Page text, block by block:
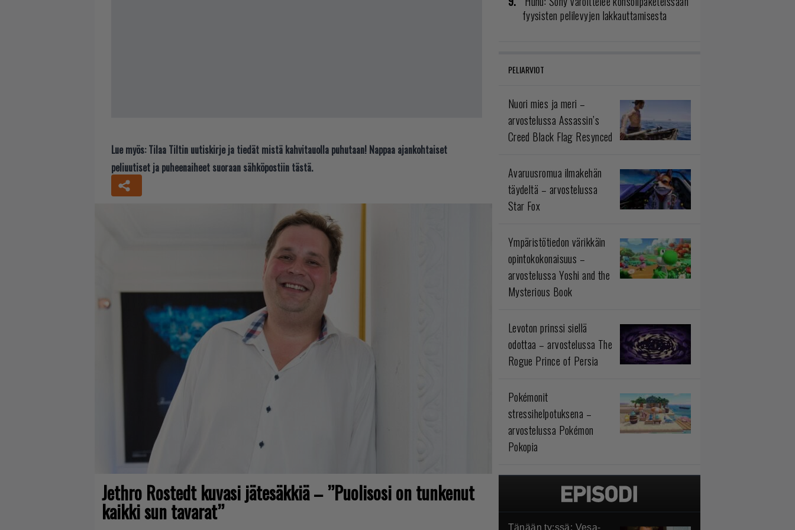
Lue myös: Tilaa Tiltin uutiskirje ja tiedät mistä kahvitauolla puhutaan! Nappaa ajankohtaiset
peliuutiset ja puheenaiheet suoraan sähköpostiin tästä.
Jethro Rostedt kuvasi jätesäkkiä – ”Puolisosi on tunkenut
kaikki sun tavarat”
fyysisten pelilevyjen lakkauttamisesta
PELIARVIOT
Nuori mies ja meri –
arvostelussa Assassin’s
Creed Black Flag Resynced
Avaruusromua ilmakehän
täydeltä – arvostelussa
Star Fox
Ympäristötiedon värikkäin
opintokokonaisuus –
arvostelussa Yoshi and the
Mysterious Book
Levoton prinssi siellä
odottaa – arvostelussa The
Rogue Prince of Persia
Pokémonit
stressihelpotuksena –
arvostelussa Pokémon
Pokopia
Tänään tv:ssä: Vesa-